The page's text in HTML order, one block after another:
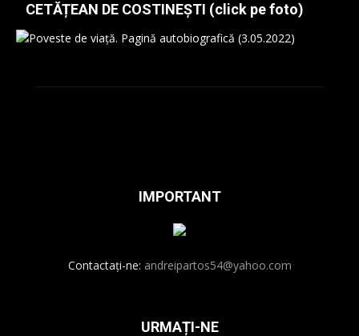
CETĂȚEAN DE COSTINEȘTI (click pe foto)
IMPORTANT
Contactați-ne: andreipartos54@yahoo.com
URMAȚI-NE